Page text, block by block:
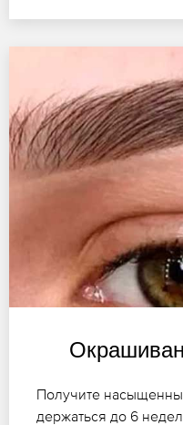
Получите
держаться до 6